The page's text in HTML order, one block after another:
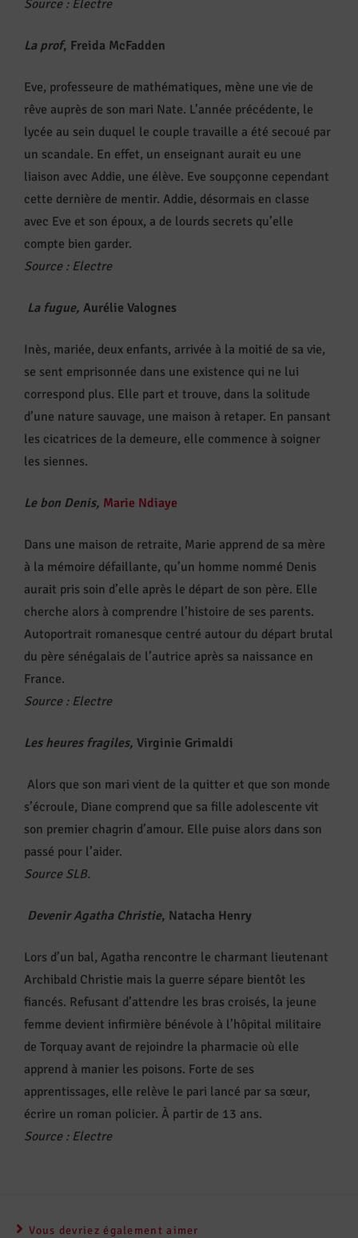
Source : Electre
La prof, Freida McFadden
Eve, professeure de mathématiques, mène une vie de
rêve auprès de son mari Nate. L’année précédente, le
lycée au sein duquel le couple travaille a été secoué par
un scandale. En effet, un enseignant aurait eu une
liaison avec Addie, une élève. Eve soupçonne cependant
cette dernière de mentir. Addie, désormais en classe
avec Eve et son époux, a de lourds secrets qu’elle
compte bien garder.
Source : Electre
La fugue, Aurélie Valognes
Inès, mariée, deux enfants, arrivée à la moitié de sa vie,
se sent emprisonnée dans une existence qui ne lui
correspond plus. Elle part et trouve, dans la solitude
d’une nature sauvage, une maison à retaper. En pansant
les cicatrices de la demeure, elle commence à soigner
les siennes.
Le bon Denis, Marie Ndiaye
Dans une maison de retraite, Marie apprend de sa mère
à la mémoire défaillante, qu’un homme nommé Denis
aurait pris soin d’elle après le départ de son père. Elle
cherche alors à comprendre l’histoire de ses parents.
Autoportrait romanesque centré autour du départ brutal
du père sénégalais de l’autrice après sa naissance en
France.
Source : Electre
Les heures fragiles, Virginie Grimaldi
Alors que son mari vient de la quitter et que son monde
s’écroule, Diane comprend que sa fille adolescente vit
son premier chagrin d’amour. Elle puise alors dans son
passé pour l’aider.
Source SLB.
Devenir Agatha Christie, Natacha Henry
Lors d’un bal, Agatha rencontre le charmant lieutenant
Archibald Christie mais la guerre sépare bientôt les
fiancés. Refusant d’attendre les bras croisés, la jeune
femme devient infirmière bénévole à l’hôpital militaire
de Torquay avant de rejoindre la pharmacie où elle
apprend à manier les poisons. Forte de ses
apprentissages, elle relève le pari lancé par sa sœur,
écrire un roman policier. À partir de 13 ans.
Source : Electre
Vous devriez également aimer